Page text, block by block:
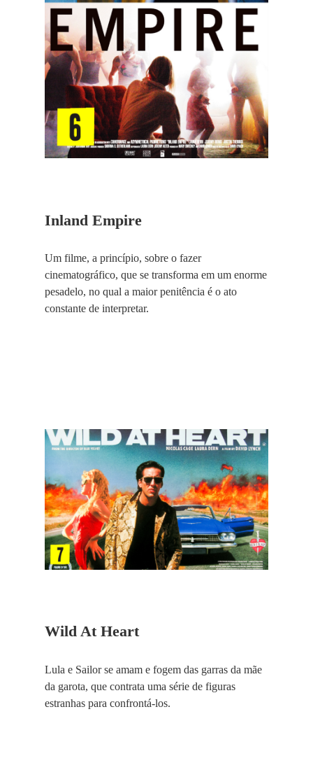
Inland Empire
Um filme, a princípio, sobre o fazer
cinematográfico, que se transforma em um enorme
pesadelo, no qual a maior penitência é o ato
constante de interpretar.
Wild At Heart
Lula e Sailor se amam e fogem das garras da mãe
da garota, que contrata uma série de figuras
estranhas para confrontá-los.